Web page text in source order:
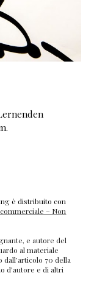
è distribuito con
– Non
e autore del
al materiale
70 della
d’autore e di altri